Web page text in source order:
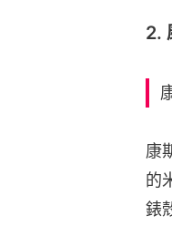
2.
康
的
錶